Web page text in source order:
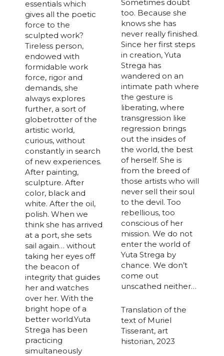
essentials which
gives all the poetic
force to the
sculpted work?
Tireless person,
endowed with
formidable work
force, rigor and
demands, she
always explores
further, a sort of
globetrotter of the
artistic world,
curious, without
constantly in search
of new experiences.
After painting,
sculpture. After
color, black and
white. After the oil,
polish. When we
think she has arrived
at a port, she sets
sail again… without
taking her eyes off
the beacon of
integrity that guides
her and watches
over her. With the
bright hope of a
better world.Yuta
Strega has been
practicing
simultaneously
Sometimes doubt
too. Because she
knows she has
never really finished.
Since her first steps
in creation, Yuta
Strega has
wandered on an
intimate path where
the gesture is
liberating, where
transgression like
regression brings
out the insides of
the world, the best
of herself. She is
from the breed of
those artists who will
never sell their soul
to the devil. Too
rebellious, too
conscious of her
mission. We do not
enter the world of
Yuta Strega by
chance. We don’t
come out
unscathed neither…
Translation of the
text of Muriel
Tisserant, art
historian, 2023